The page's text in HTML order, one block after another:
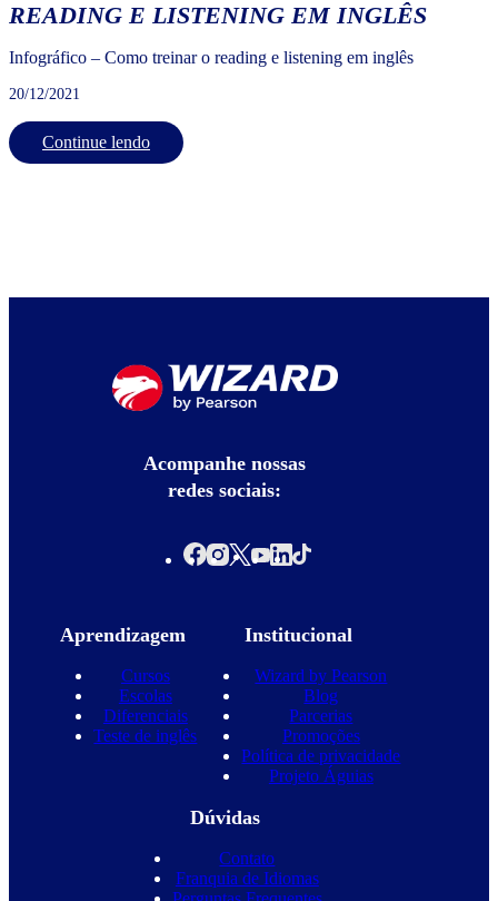
READING E LISTENING EM INGLÊS
Infográfico – Como treinar o reading e listening em inglês
20/12/2021
Continue lendo
Acompanhe nossas
redes sociais:
Aprendizagem
Cursos
Escolas
Diferenciais
Teste de inglês
Institucional
Wizard by Pearson
Blog
Parcerias
Promoções
Política de privacidade
Projeto Águias
Dúvidas
Contato
Franquia de Idiomas